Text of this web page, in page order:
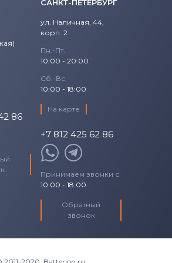
(кулеры)iRu
(кулеры)Roverbook
(кулеры)Toshiba
(кулеры)Acer
(кулеры)
(кулеры)Asus
(кулеры)Alienware
(кулеры) Casper
86
САНКТ-ПЕТЕРБУРГ
ул. Наличная, 44,
корп. 2
Пн.-Пт.
10:00 - 20:00
Сб.-Вс.
10:00 - 18:00
На карте
+7 812 425 62 86
Принимаем звонки с
10:00 - 18:00
Обратный
звонок